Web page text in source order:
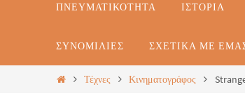
ΠΝΕΥΜΑΤΙΚΌΤΗΤΑ ΙΣΤΟΡΊΑ
ΣΥΝΟΜΙΛΊΕΣ ΣΧΕΤΙΚΆ ΜΕ
Τέχνες Κινηματογράφος